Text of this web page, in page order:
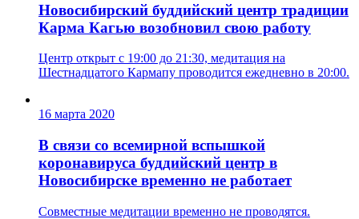
Новосибирский буддийский центр традиции
Карма Кагью возобновил свою работу
Центр открыт с 19:00 до 21:30, медитация на
Шестнадцатого Кармапу проводится ежедневно в 20:00.
16 марта 2020
В связи со всемирной вспышкой
коронавируса буддийский центр в
Новосибирске временно не работает
Совместные медитации временно не проводятся.